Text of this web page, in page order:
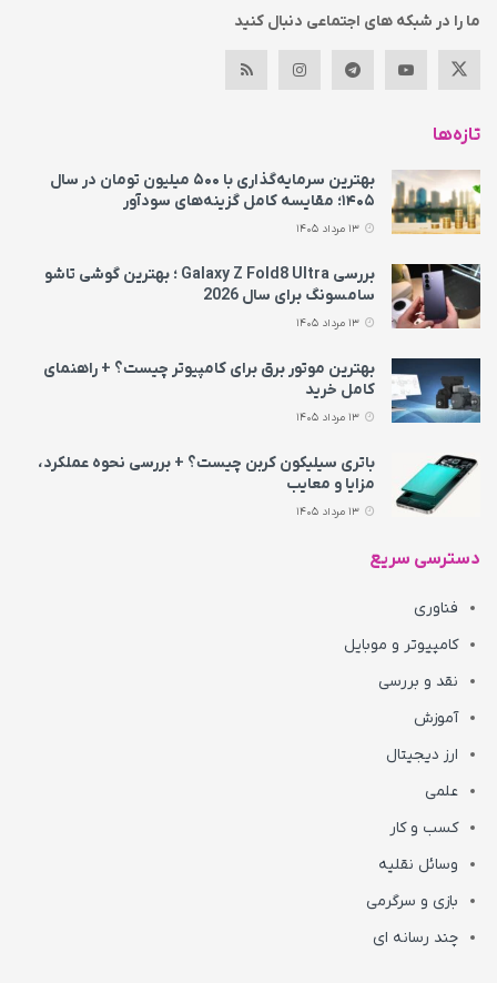
ما را در شبکه های اجتماعی دنبال کنید
تازه‌ها
بهترین سرمایه‌گذاری با ۵۰۰ میلیون تومان در سال
۱۴۰۵؛ مقایسه کامل گزینه‌های سودآور
بررسی Galaxy Z Fold8 Ultra ؛ بهترین گوشی تاشو
سامسونگ برای سال 2026
بهترین موتور برق برای کامپیوتر چیست؟ + راهنمای
کامل خرید
باتری سیلیکون کربن چیست؟ + بررسی نحوه عملکرد،
مزایا و معایب
دسترسی سریع
فناوری
کامپیوتر و موبایل
نقد و بررسی
آموزش
ارز دیجیتال
علمی
کسب و کار
وسائل نقلیه
بازی و سرگرمی
چند رسانه ای